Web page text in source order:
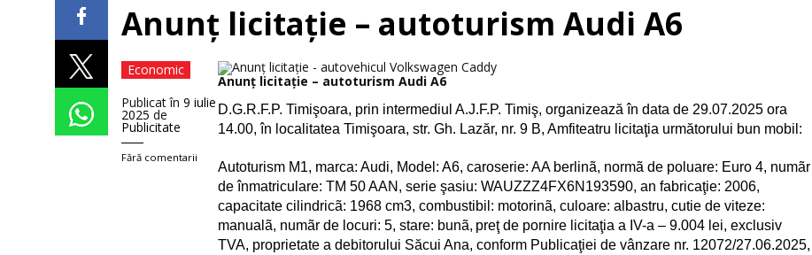
Anunț licitație – autoturism Audi A6
Economic
Publicat în 9 iulie
2025 de
Publicitate
Fără comentarii
Anunț licitație – autoturism Audi A6
D.G.R.F.P. Timişoara, prin intermediul A.J.F.P. Timiş, organizează în data de 29.07.2025 ora
14.00,în localitatea Timişoara, str. Gh. Lazăr, nr. 9 B, Amfiteatru licitaţia următorului bun mobil:
Autoturism M1, marca: Audi, Model: A6, caroserie: AA berlinã, normã de poluare: Euro 4, numãr
de înmatriculare: TM 50 AAN, serie şasiu: WAUZZZ4FX6N193590, an fabricaţie: 2006,
capacitate cilindricã: 1968 cm3, combustibil: motorinã, culoare: albastru, cutie de viteze:
manualã, numãr de locuri: 5, stare: bunã, preţ de pornire licitaţia a IV-a – 9.004 lei, exclusiv
TVA, proprietate a debitorului Săcui Ana, conform Publicaţiei de vânzare nr. 12072/27.06.2025,